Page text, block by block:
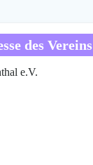
des Vereins
e.V.